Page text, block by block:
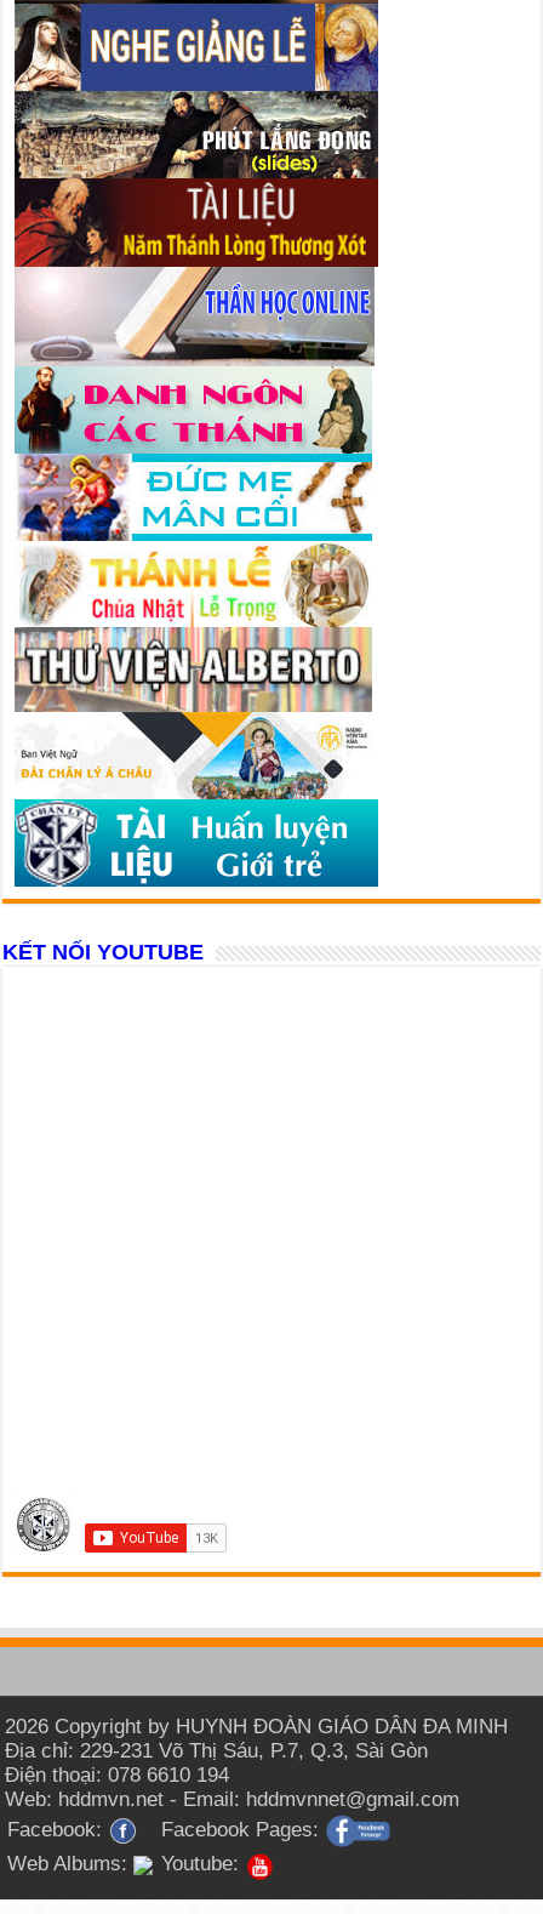
KẾT NỐI YOUTUBE
2026 Copyright by HUYNH ĐOÀN GIÁO DÂN ĐA MINH
Địa chỉ: 229-231 Võ Thị Sáu, P.7, Q.3, Sài Gòn
Điện thoại: 078 6610 194
Web: hddmvn.net - Email: hddmvnnet@gmail.com
Facebook:
Facebook Pages:
Web Albums:
Youtube: